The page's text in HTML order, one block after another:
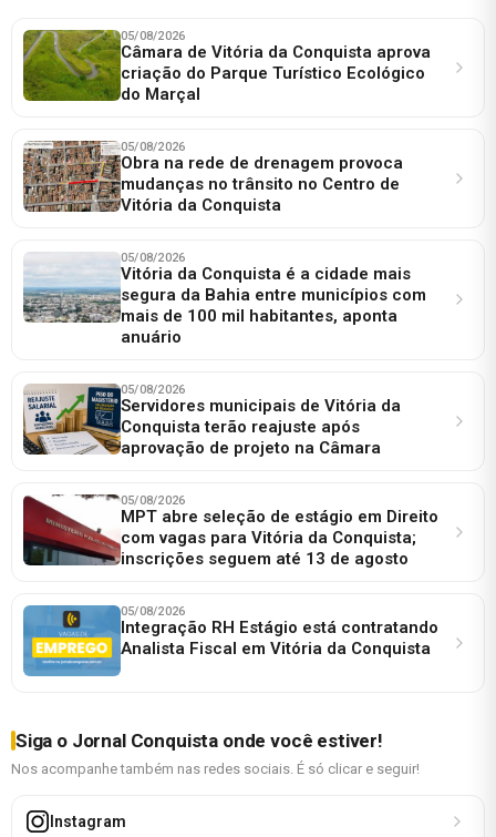
05/08/2026
Câmara de Vitória da Conquista aprova
criação do Parque Turístico Ecológico
do Marçal
05/08/2026
Obra na rede de drenagem provoca
mudanças no trânsito no Centro de
Vitória da Conquista
05/08/2026
Vitória da Conquista é a cidade mais
segura da Bahia entre municípios com
mais de 100 mil habitantes, aponta
anuário
05/08/2026
Servidores municipais de Vitória da
Conquista terão reajuste após
aprovação de projeto na Câmara
05/08/2026
MPT abre seleção de estágio em Direito
com vagas para Vitória da Conquista;
inscrições seguem até 13 de agosto
05/08/2026
Integração RH Estágio está contratando
Analista Fiscal em Vitória da Conquista
Siga o Jornal Conquista onde você estiver!
Nos acompanhe também nas redes sociais. É só clicar e seguir!
Instagram